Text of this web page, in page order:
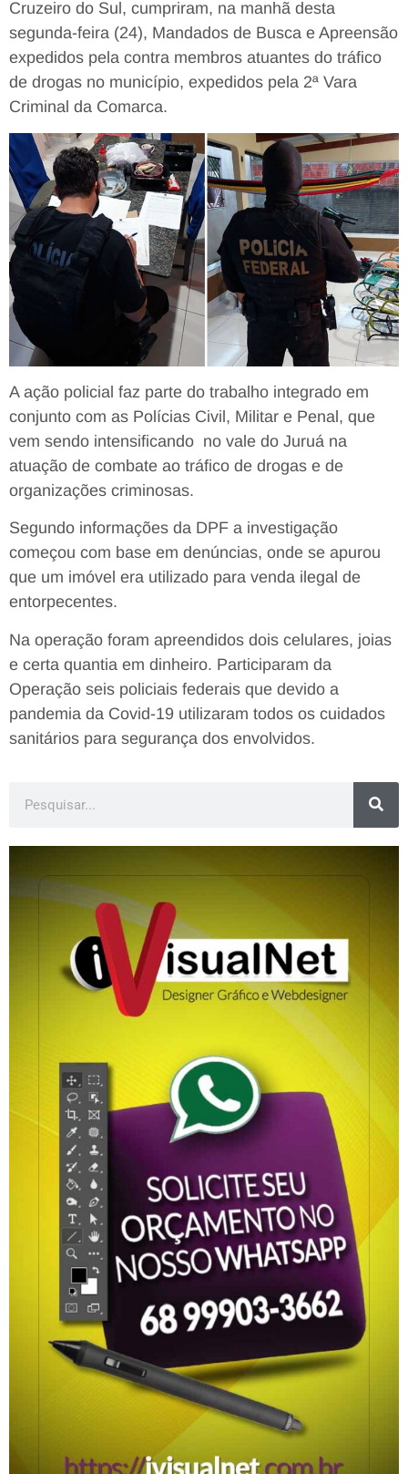
Cruzeiro do Sul, cumpriram, na manhã desta
segunda-feira (24), Mandados de Busca e Apreensão
expedidos pela contra membros atuantes do tráfico
de drogas no município, expedidos pela 2ª Vara
Criminal da Comarca.
A ação policial faz parte do trabalho integrado em
conjunto com as Polícias Civil, Militar e Penal, que
vem sendo intensificando no vale do Juruá na
atuação de combate ao tráfico de drogas e de
organizações criminosas.
Segundo informações da DPF a investigação
começou com base em denúncias, onde se apurou
que um imóvel era utilizado para venda ilegal de
entorpecentes.
Na operação foram apreendidos dois celulares, joias
e certa quantia em dinheiro. Participaram da
Operação seis policiais federais que devido a
pandemia da Covid-19 utilizaram todos os cuidados
sanitários para segurança dos envolvidos.